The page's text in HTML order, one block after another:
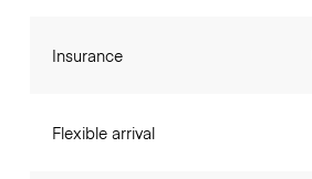
Insurance
Flexible arrival